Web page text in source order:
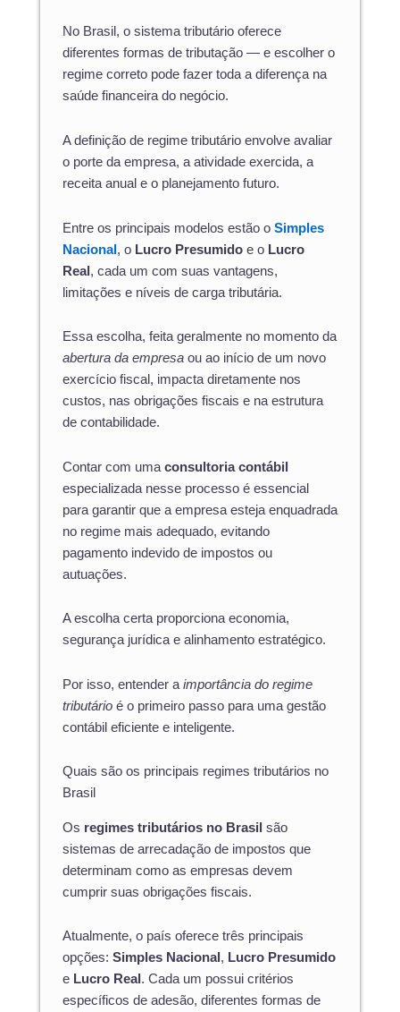
No Brasil, o sistema tributário oferece
diferentes formas de tributação — e escolher o
regime correto pode fazer toda a diferença na
saúde financeira do negócio.
A definição de regime tributário envolve avaliar
o porte da empresa, a atividade exercida, a
receita anual e o planejamento futuro.
Entre os principais modelos estão o Simples
Nacional, o Lucro Presumido e o Lucro
Real, cada um com suas vantagens,
limitações e níveis de carga tributária.
Essa escolha, feita geralmente no momento da
abertura da empresa ou ao início de um novo
exercício fiscal, impacta diretamente nos
custos, nas obrigações fiscais e na estrutura
de contabilidade.
Contar com uma consultoria contábil
especializada nesse processo é essencial
para garantir que a empresa esteja enquadrada
no regime mais adequado, evitando
pagamento indevido de impostos ou
autuações.
A escolha certa proporciona economia,
segurança jurídica e alinhamento estratégico.
Por isso, entender a importância do regime
tributário é o primeiro passo para uma gestão
contábil eficiente e inteligente.
Quais são os principais regimes tributários no
Brasil
Os regimes tributários no Brasil são
sistemas de arrecadação de impostos que
determinam como as empresas devem
cumprir suas obrigações fiscais.
Atualmente, o país oferece três principais
opções: Simples Nacional , Lucro Presumido
e Lucro Real . Cada um possui critérios
específicos de adesão, diferentes formas de